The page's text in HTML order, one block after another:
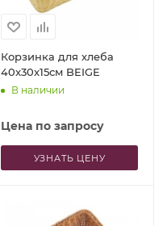
Корзинка для хлеба
40x30x15см BEIGE
В наличии
Цена по запросу
УЗНАТЬ ЦЕНУ